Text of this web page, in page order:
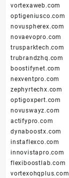
vortexaweb.com
optigeniusco.com
novuspherex.com
novaevopro.com
trusparktech.com
trubrandzhq.com
boostifynet.com
nexventpro.com
zephyrtechx.com
optigoxpert.com
novuswayz.com
actifypro.com
dynaboostx.com
instaflexco.com
innovistapro.com
flexiboostlab.com
vortexohqplus.com